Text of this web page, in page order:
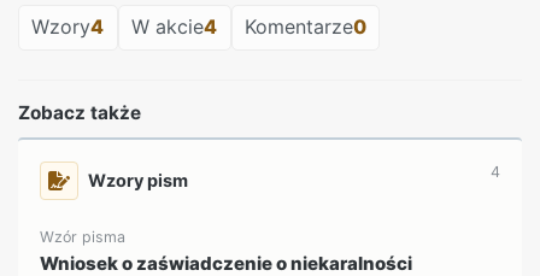
Wzory4 W akcie4 Komentarze0
Zobacz także
Wzory pism 4
Wzór pisma
Wniosek o zaświadczenie o niekaralności